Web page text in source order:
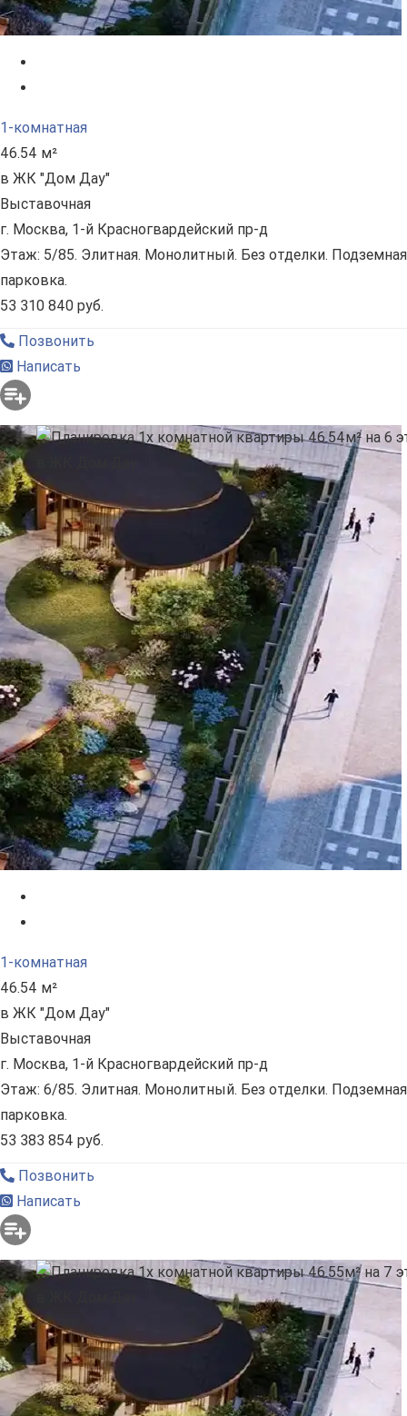
1-комнатная
46.54 м²
в ЖК "Дом Дау"
Выставочная
г. Москва, 1-й Красногвардейский пр-д
Этаж: 5/85. Элитная. Монолитный. Без отделки. Подземная
парковка.
53 310 840 руб.
Позвонить
Написать
1-комнатная
46.54 м²
в ЖК "Дом Дау"
Выставочная
г. Москва, 1-й Красногвардейский пр-д
Этаж: 6/85. Элитная. Монолитный. Без отделки. Подземная
парковка.
53 383 854 руб.
Позвонить
Написать